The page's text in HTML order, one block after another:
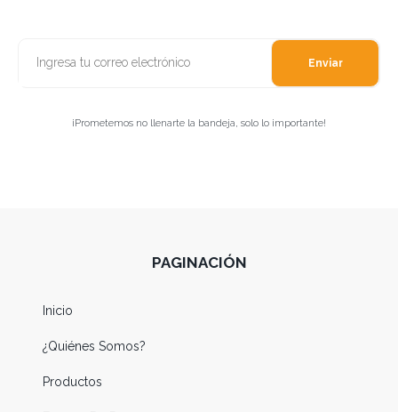
Enviar
¡Prometemos no llenarte la bandeja, solo lo importante!
PAGINACIÓN
Inicio
¿Quiénes Somos?
Productos